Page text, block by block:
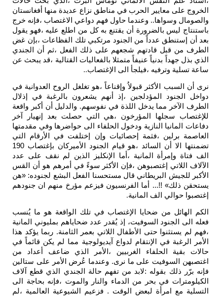
الخروج على معايير الحرب في مناطق نزاع عديدة منها أفغانستان
والصومال وسواها.. وعندما حاول فهم دواعي الاغتصاب ،فإنه خرج
باستنتاج ليس بالضرورة أن يقتنع به كل من اطلع عليه ،فهو يقول
بعد أن إستنطق عدداً من الجنود مرتكبي تلك الفظاعات ،بإن غض
الطرف من قبل قادتهم شجعهم على ذلك الفعل ،ثم أن الجندي
الذي بذل جهداً بدنياً عنيفاً متمثلا بالفعاليات القتالية ،قد يبحث عن
ساعة تسلية وترفيه ،فيلجأ الى الإغتصاب..
نرى أن السبب الأكثر قبولاُ وإقناعاً ،هو تغلغل الروح العدوانية في
دواخل الجنود المؤدلجين ،إذ أنهم يشعرون بالرغبة في إذلال
الطرف الآخر مما يدخل اللذة في نفوسهم. والدليل أن أكبر واقعة
للإغتصاب سجلها المؤرخون ،هي التي حصلت بعد إنهيار آخر
دفاعات المانيا النازية ودخول الحلفاء الى حواضرها وفي مقدمتها
العاصمة برلين ،فثمة إحصائيات وإن إختلفت في الأرقام التي
تضمنتها الا أن السائد ،هو قيام الجنود الأميركان بإغتصاب 190
الف فتاة وإمرأة المانية ،أما الإنكليز الذين لم نقف على عدد
الآلاف اللاتي إغتصبوهن ،فإن الأكثر سوءً في أمرهم هو أن القس
الأكبر للجيش البريطاني قال مستحسنا الفعل البشع لجنوده: «هن
يستحقن ذلك» !!... أما الفرنسيون فيزعم مؤرخ منهم ان جنودهم
إغتصبوا حوالي الف المانية.
الكم الهائل من ضحايا الإغتصاب في تلك الواقعة هو ما يُنسب
فعله الى الجنود السوفيت، إذ يُقدر عدد ضحاياهم بمليوني المانية
،فهم لم يستثنوا حتى الأطفال اللاتي بعمر الثامنة. ربما يؤكد هذا
الأمر الرغبة في الإنتقام لدواع آيديولوجية مما لم يكن قائماً في
حالات بقية الحلفاء الغربيين ،الأمر الذي ضاعف أعداد من
اغتصبهن السوفيت على ما نرى. وعندما عُرض الأمر على ستالين
فإنه برّر ذلك بقوله :لابد من تفهم حالة الجندي الذي قطع آلاف
الكيلومترات في بحر من الدماء والنار والموت ،فإنه بحاجة الى
التسلية مع امرأة لبعض الوقت . فزعيم الشيوعية العالمية ،لم